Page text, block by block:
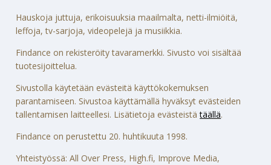
Hauskoja juttuja, erikoisuuksia maailmalta, netti-ilmiöitä,
leffoja, tv-sarjoja, videopelejä ja musiikkia.
Findance on rekisteröity tavaramerkki. Sivusto voi sisältää
tuotesijoittelua.
Sivustolla käytetään evästeitä käyttökokemuksen
parantamiseen. Sivustoa käyttämällä hyväksyt evästeiden
tallentamisen laitteellesi. Lisätietoja evästeistätäällä.
Findance on perustettu 20. huhtikuuta 1998.
Yhteistyössä: All Over Press, High.fi, Improve Media,